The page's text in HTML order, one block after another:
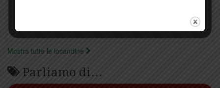
Mostra tutte le locandine
Parliamo di…